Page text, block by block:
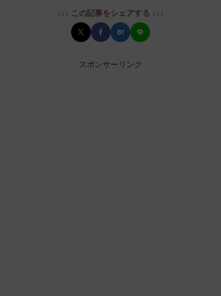
↓↓↓ この記事をシェアする ↓↓↓
スポンサーリンク